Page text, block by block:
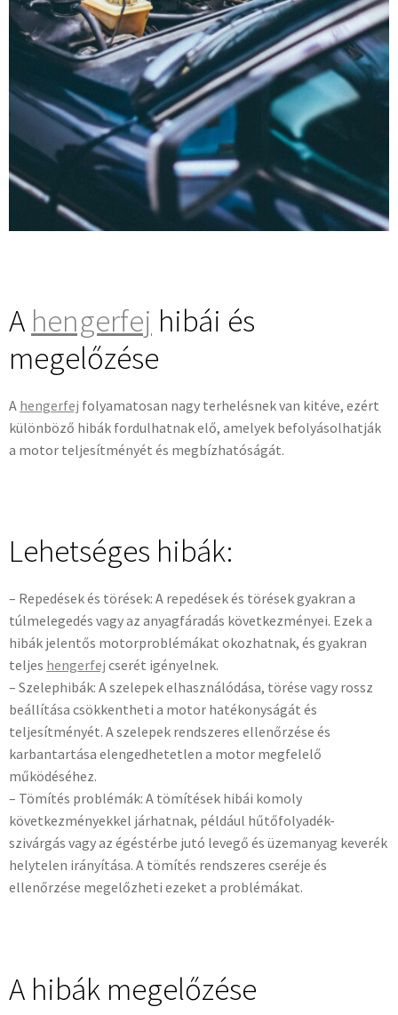
A hengerfej hibái és
megelőzése
A hengerfej folyamatosan nagy terhelésnek van kitéve, ezért
különböző hibák fordulhatnak elő, amelyek befolyásolhatják
a motor teljesítményét és megbízhatóságát.
Lehetséges hibák:
– Repedések és törések: A repedések és törések gyakran a
túlmelegedés vagy az anyagfáradás következményei. Ezek a
hibák jelentős motorproblémákat okozhatnak, és gyakran
teljes hengerfej cserét igényelnek.
– Szelephibák: A szelepek elhasználódása, törése vagy rossz
beállítása csökkentheti a motor hatékonyságát és
teljesítményét. A szelepek rendszeres ellenőrzése és
karbantartása elengedhetetlen a motor megfelelő
működéséhez.
– Tömítés problémák: A tömítések hibái komoly
következményekkel járhatnak, például hűtőfolyadék-
szivárgás vagy az égéstérbe jutó levegő és üzemanyag keverék
helytelen irányítása. A tömítés rendszeres cseréje és
ellenőrzése megelőzheti ezeket a problémákat.
A hibák megelőzése